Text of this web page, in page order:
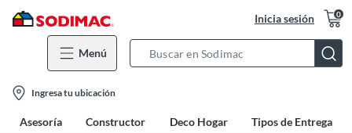
Inicia sesión 0
Menú
Bar
location-
icon
Ingresa tu ubicación
Asesoría Constructor Deco Hogar Tipos de Entrega